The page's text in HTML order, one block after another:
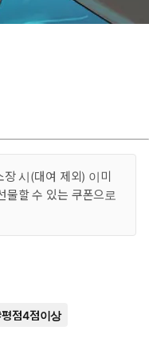
시(대여 제외) 이미
물할 수 있는 쿠폰으로
평점4점이상